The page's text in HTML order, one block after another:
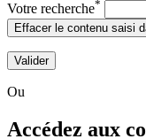
Votre recherche*
Effacer le contenu saisi
Valider
Ou
Accédez aux